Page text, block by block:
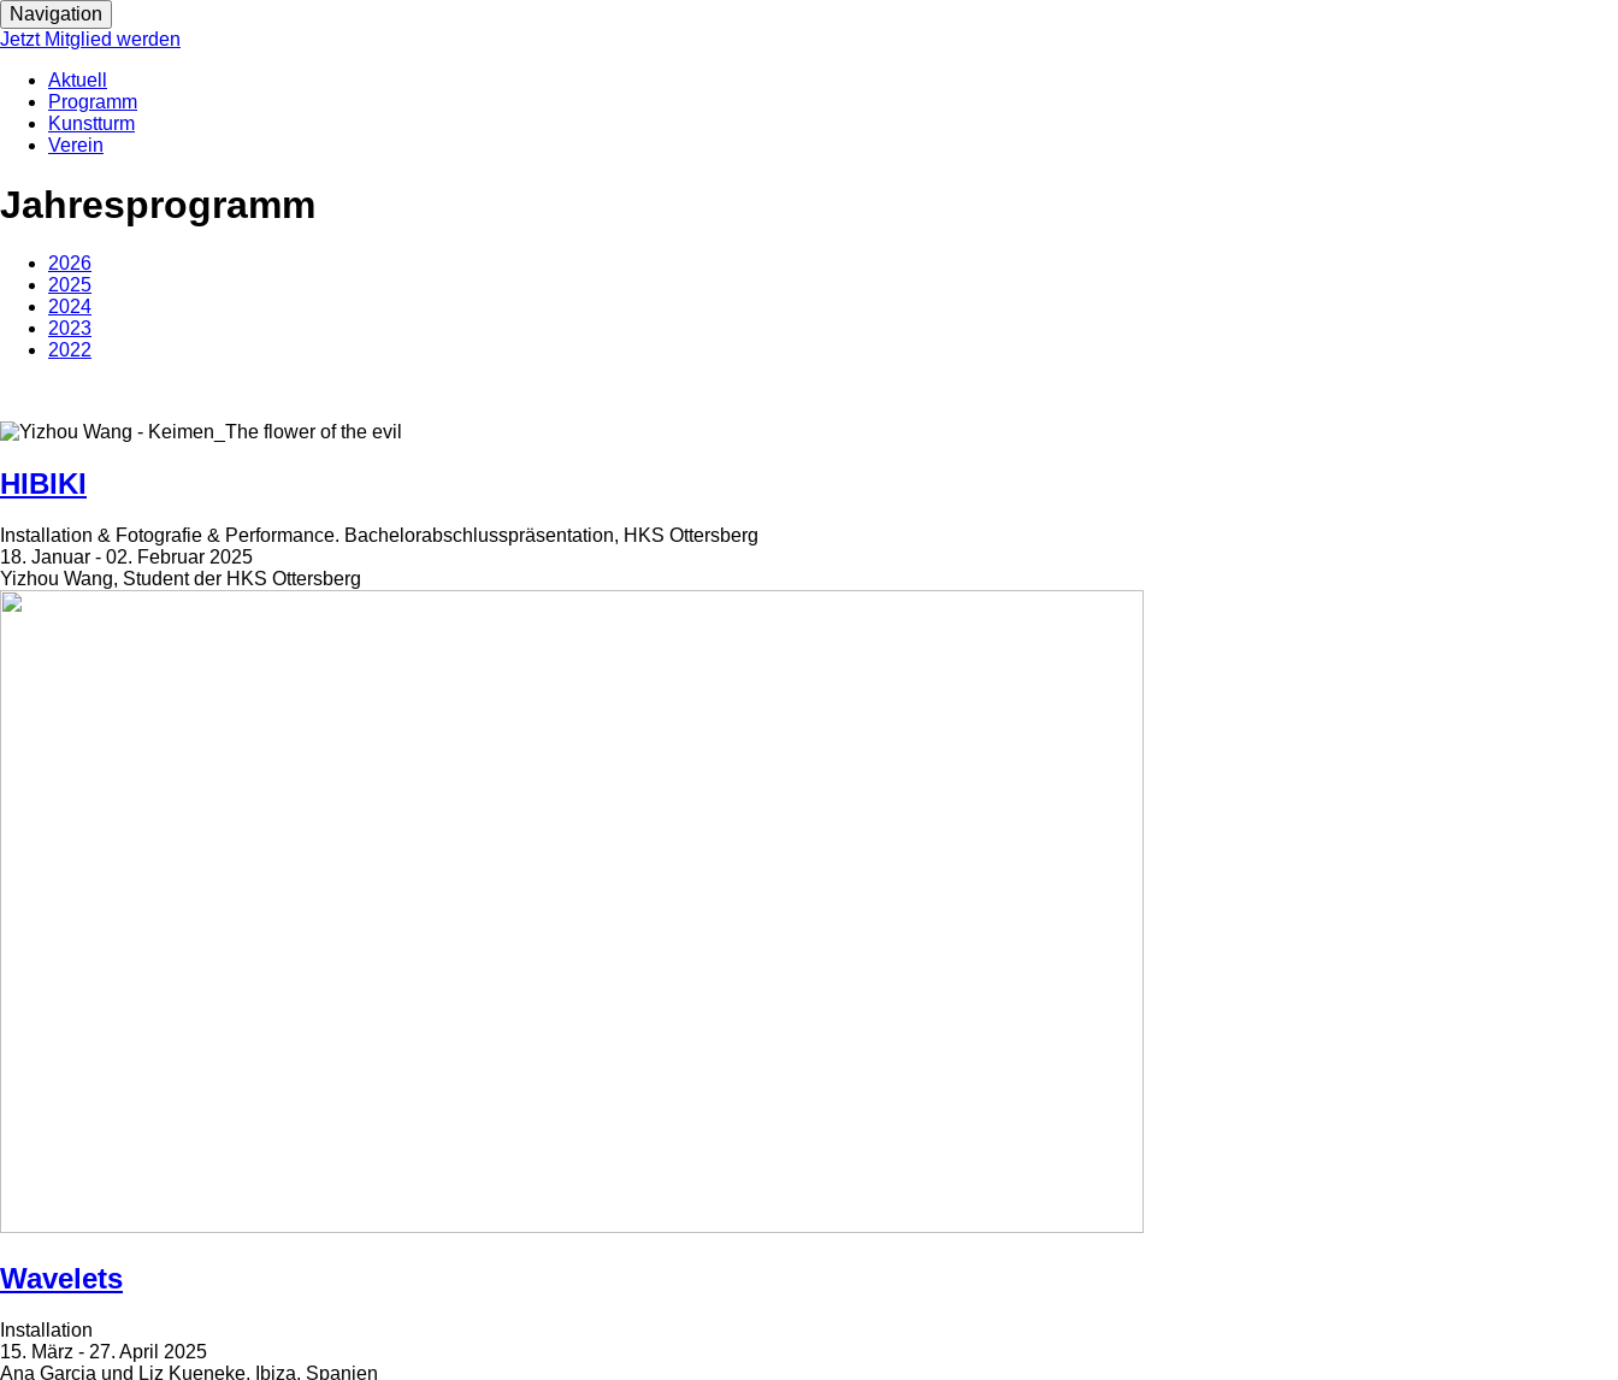
Navigation
Jetzt Mitglied werden
Aktuell
Programm
Kunstturm
Verein
Jahresprogramm
2026
2025
2024
2023
2022
HIBIKI
Installation & Fotografie & Performance. Bachelorabschlusspräsentation, HKS Ottersberg
18. Januar - 02. Februar 2025
Yizhou Wang, Student der HKS Ottersberg
Wavelets
Installation
15. März - 27. April 2025
Ana Garcia und Liz Kueneke, Ibiza, Spanien